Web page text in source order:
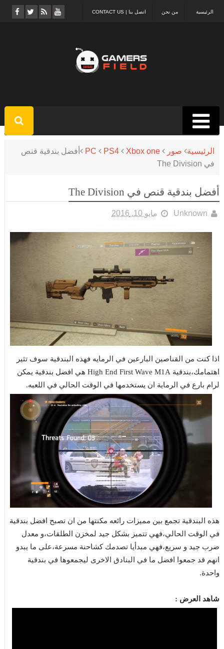
اتصل بنا | CONTACT US من نحن الرئيسية
الرئيسية صور PC PS4 Xbox one
أفضل بندقية قنص
في The Division
أفضل بندقية قنص في The Division
Unknown مايو 10, 2016
اذا كنت من القناصين البارعين في الرمايه فهذه البندقية سوف تثير
اهتمامك،بندقية High End First Wave M1A هي افضل بندقية يمكن
لرام بارع في الرماية ان يستخدمها في الوقت الحالي في اللعبه.
هذه البندقية تجمع بين مميزات رائعه مكنتها من ان تصبح افضل بندقية
في الوقت الحالي،فهي تتميز بشكل جيد لمخزن الطلقات،و معدل
ضرب جيد و سريع،فهي مبدأيا تصدمك كشاحنة مسرعة،على ما يبدو
انهم قد جمعوا افضل ما في البنادق الاخرى ليجمعوها في بندقية
واحدة.
شاهد العرض :